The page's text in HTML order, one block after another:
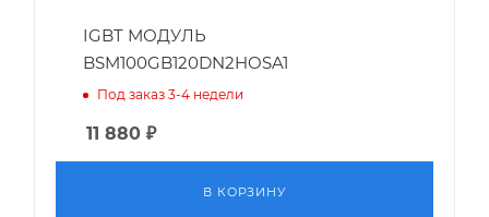
IGBT МОДУЛЬ
BSM100GB120DN2HOSA1
Под заказ 3-4 недели
11 880 ₽
В КОРЗИНУ